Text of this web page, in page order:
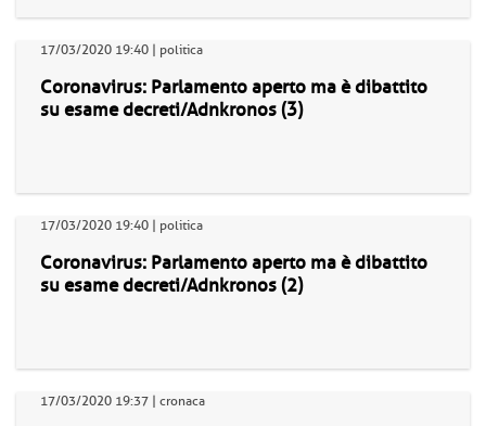
17/03/2020 19:40 | politica
Coronavirus: Parlamento aperto ma è dibattito
su esame decreti/Adnkronos (3)
17/03/2020 19:40 | politica
Coronavirus: Parlamento aperto ma è dibattito
su esame decreti/Adnkronos (2)
17/03/2020 19:37 | cronaca